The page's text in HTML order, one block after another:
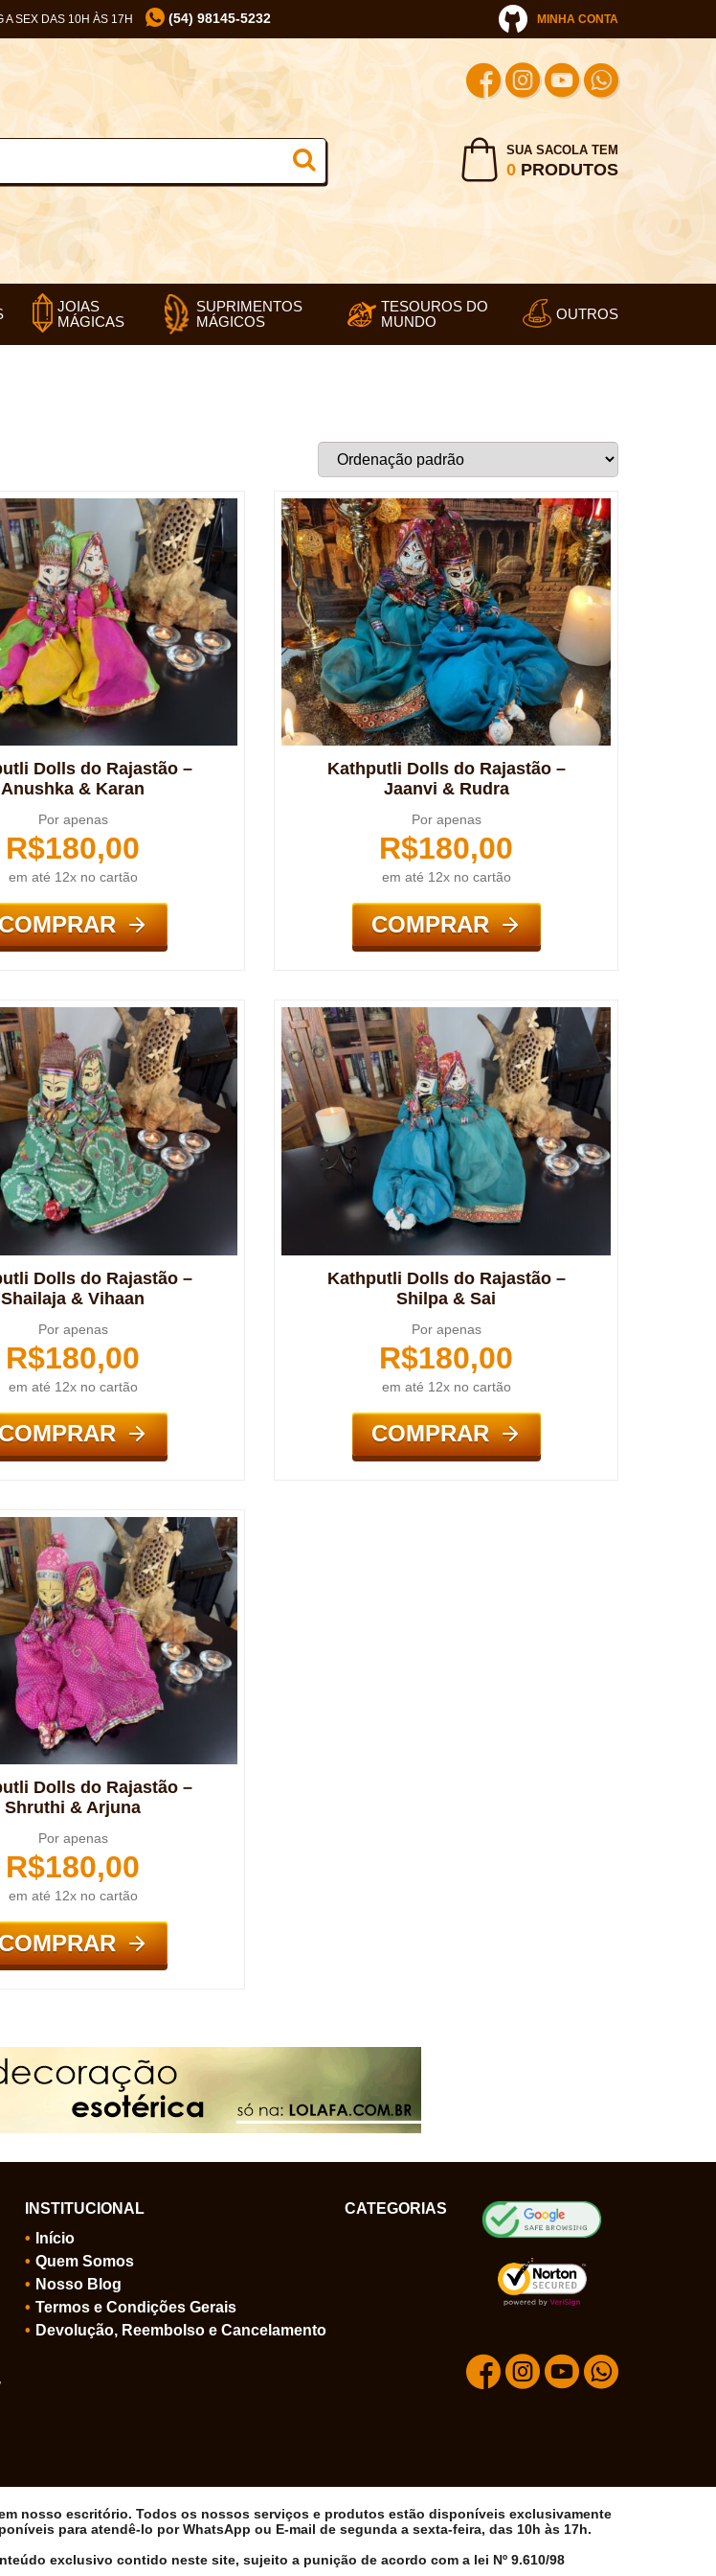
A SEX DAS 10H ÀS 17H (54) 98145-5232 MINHA CONTA
SUA SACOLA TEM
0PRODUTOS
JOIAS
MÁGICAS
SUPRIMENTOS
MÁGICOS
TESOUROS DO
MUNDO
OUTROS
Dolls do Rajastão –
Anushka & Karan
Por apenas
R$180,00
em até 12x no cartão
Kathputli Dolls do Rajastão –
Jaanvi & Rudra
Por apenas
R$180,00
em até 12x no cartão
COMPRAR
Dolls do Rajastão –
Shailaja & Vihaan
Por apenas
R$180,00
em até 12x no cartão
Kathputli Dolls do Rajastão –
Shilpa & Sai
Por apenas
R$180,00
em até 12x no cartão
COMPRAR
Dolls do Rajastão –
Shruthi & Arjuna
Por apenas
R$180,00
em até 12x no cartão
INSTITUCIONAL
Início
Quem Somos
Nosso Blog
Termos e Condições Gerais
Devolução, Reembolso e Cancelamento
CATEGORIAS
nosso escritório. Todos os nossos serviços e produtos estão disponíveis exclusivamente
para atendê-lo por WhatsApp ou E-mail de segunda a sexta-feira, das 10h às 17h.
exclusivo contido neste site, sujeito a punição de acordo com a lei Nº 9.610/98